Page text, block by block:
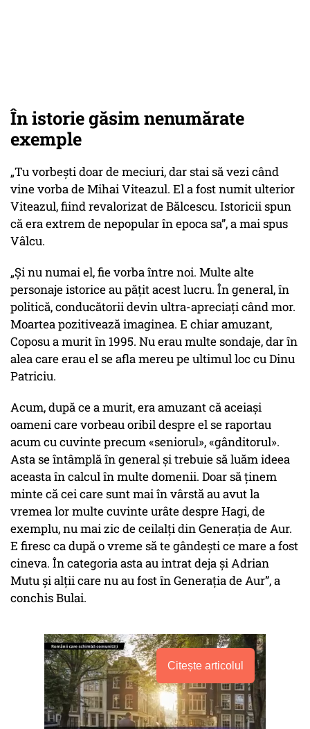
În istorie găsim nenumărate
exemple
„Tu vorbești doar de meciuri, dar stai să vezi când
vine vorba de Mihai Viteazul. El a fost numit ulterior
Viteazul, fiind revalorizat de Bălcescu. Istoricii spun
că era extrem de nepopular în epoca sa”, a mai spus
Vâlcu.
„Și nu numai el, fie vorba între noi. Multe alte
personaje istorice au pățit acest lucru. În general, în
politică, conducătorii devin ultra-apreciați când mor.
Moartea pozitivează imaginea. E chiar amuzant,
Coposu a murit în 1995. Nu erau multe sondaje, dar în
alea care erau el se afla mereu pe ultimul loc cu Dinu
Patriciu.
Acum, după ce a murit, era amuzant că aceiași
oameni care vorbeau oribil despre el se raportau
acum cu cuvinte precum «seniorul», «gânditorul».
Asta se întâmplă în general și trebuie să luăm ideea
aceasta în calcul în multe domenii. Doar să ținem
minte că cei care sunt mai în vârstă au avut la
vremea lor multe cuvinte urâte despre Hagi, de
exemplu, nu mai zic de ceilalți din Generația de Aur.
E firesc ca după o vreme să te gândești ce mare a fost
cineva. În categoria asta au intrat deja și Adrian
Mutu și alții care nu au fost în Generația de Aur”, a
conchis Bulai.
Citește articolul